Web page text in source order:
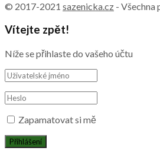
© 2017-2021 sazenicka.cz - Všechna
Vítejte zpět!
Níže se přihlaste do vašeho účtu
Zapamatovat si mě